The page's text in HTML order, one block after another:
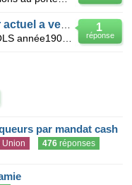
1
réponse
par mandat cash
Union 476 réponses